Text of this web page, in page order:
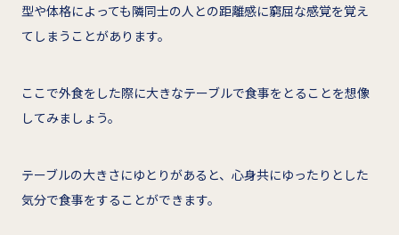
型や体格によっても隣同士の人との距離感に窮屈な感覚を覚え
てしまうことがあります。
ここで外食をした際に大きなテーブルで食事をとることを想像
してみましょう。
テーブルの大きさにゆとりがあると、心身共にゆったりとした
気分で食事をすることができます。